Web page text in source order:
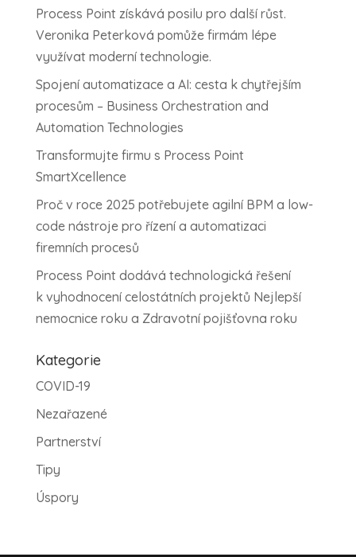
Process Point získává posilu pro další růst.
Veronika Peterková pomůže firmám lépe
využívat moderní technologie.
Spojení automatizace a AI: cesta k chytřejším
procesům – Business Orchestration and
Automation Technologies
Transformujte firmu s Process Point
SmartXcellence
Proč v roce 2025 potřebujete agilní BPM a low-
code nástroje pro řízení a automatizaci
firemních procesů
Process Point dodává technologická řešení
k vyhodnocení celostátních projektů Nejlepší
nemocnice roku a Zdravotní pojišťovna roku
Kategorie
COVID-19
Nezařazené
Partnerství
Tipy
Úspory